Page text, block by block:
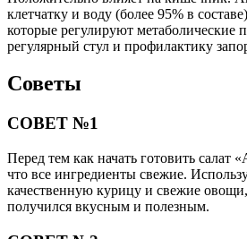
клетчатку и воду (более 95% в
которые регулируют метаболические
регулярный стул и профилактику
Советы
СОВЕТ №1
Перед тем как начать готовить салат
что все ингредиенты свежие.
качественную курицу и свежие
получился вкусным и полезным.